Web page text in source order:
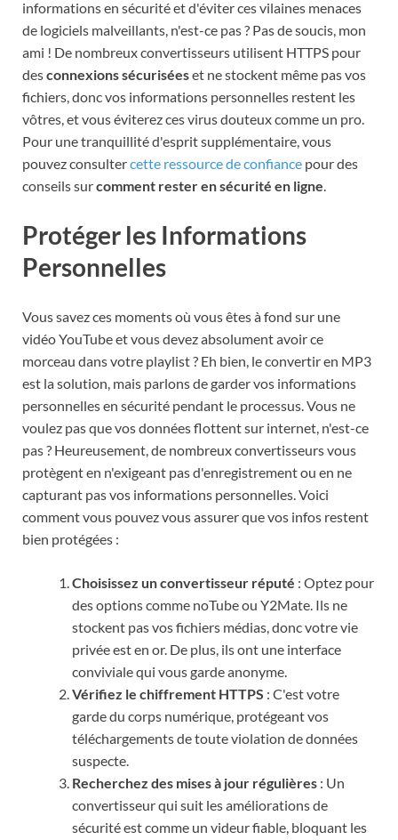
informations en sécurité et d'éviter ces vilaines menaces
de logiciels malveillants, n'est-ce pas ? Pas de soucis, mon
ami ! De nombreux convertisseurs utilisent HTTPS pour
desconnexions sécuriséeset ne stockent même pas vos
fichiers, donc vos informations personnelles restent les
vôtres, et vous éviterez ces virus douteux comme un pro.
Pour une tranquillité d'esprit supplémentaire, vous
pouvez consultercette ressource de confiance pour des
conseils surcomment rester en sécurité en ligne.
Protéger les Informations
Personnelles
Vous savez ces moments où vous êtes à fond sur une
vidéo YouTube et vous devez absolument avoir ce
morceau dans votre playlist ? Eh bien, le convertir en MP3
est la solution, mais parlons de garder vos informations
personnelles en sécurité pendant le processus. Vous ne
voulez pas que vos données flottent sur internet, n'est-ce
pas ? Heureusement, de nombreux convertisseurs vous
protègent en n'exigeant pas d'enregistrement ou en ne
capturant pas vos informations personnelles. Voici
comment vous pouvez vous assurer que vos infos restent
bien protégées :
Choisissez un convertisseur réputé : Optez pour
des options comme noTube ou Y2Mate. Ils ne
stockent pas vos fichiers médias, donc votre vie
privée est en or. De plus, ils ont une interface
conviviale qui vous garde anonyme.
Vérifiez le chiffrement HTTPS : C'est votre
garde du corps numérique, protégeant vos
téléchargements de toute violation de données
suspecte.
Recherchez des mises à jour régulières : Un
convertisseur qui suit les améliorations de
sécurité est comme un videur fiable, bloquant les